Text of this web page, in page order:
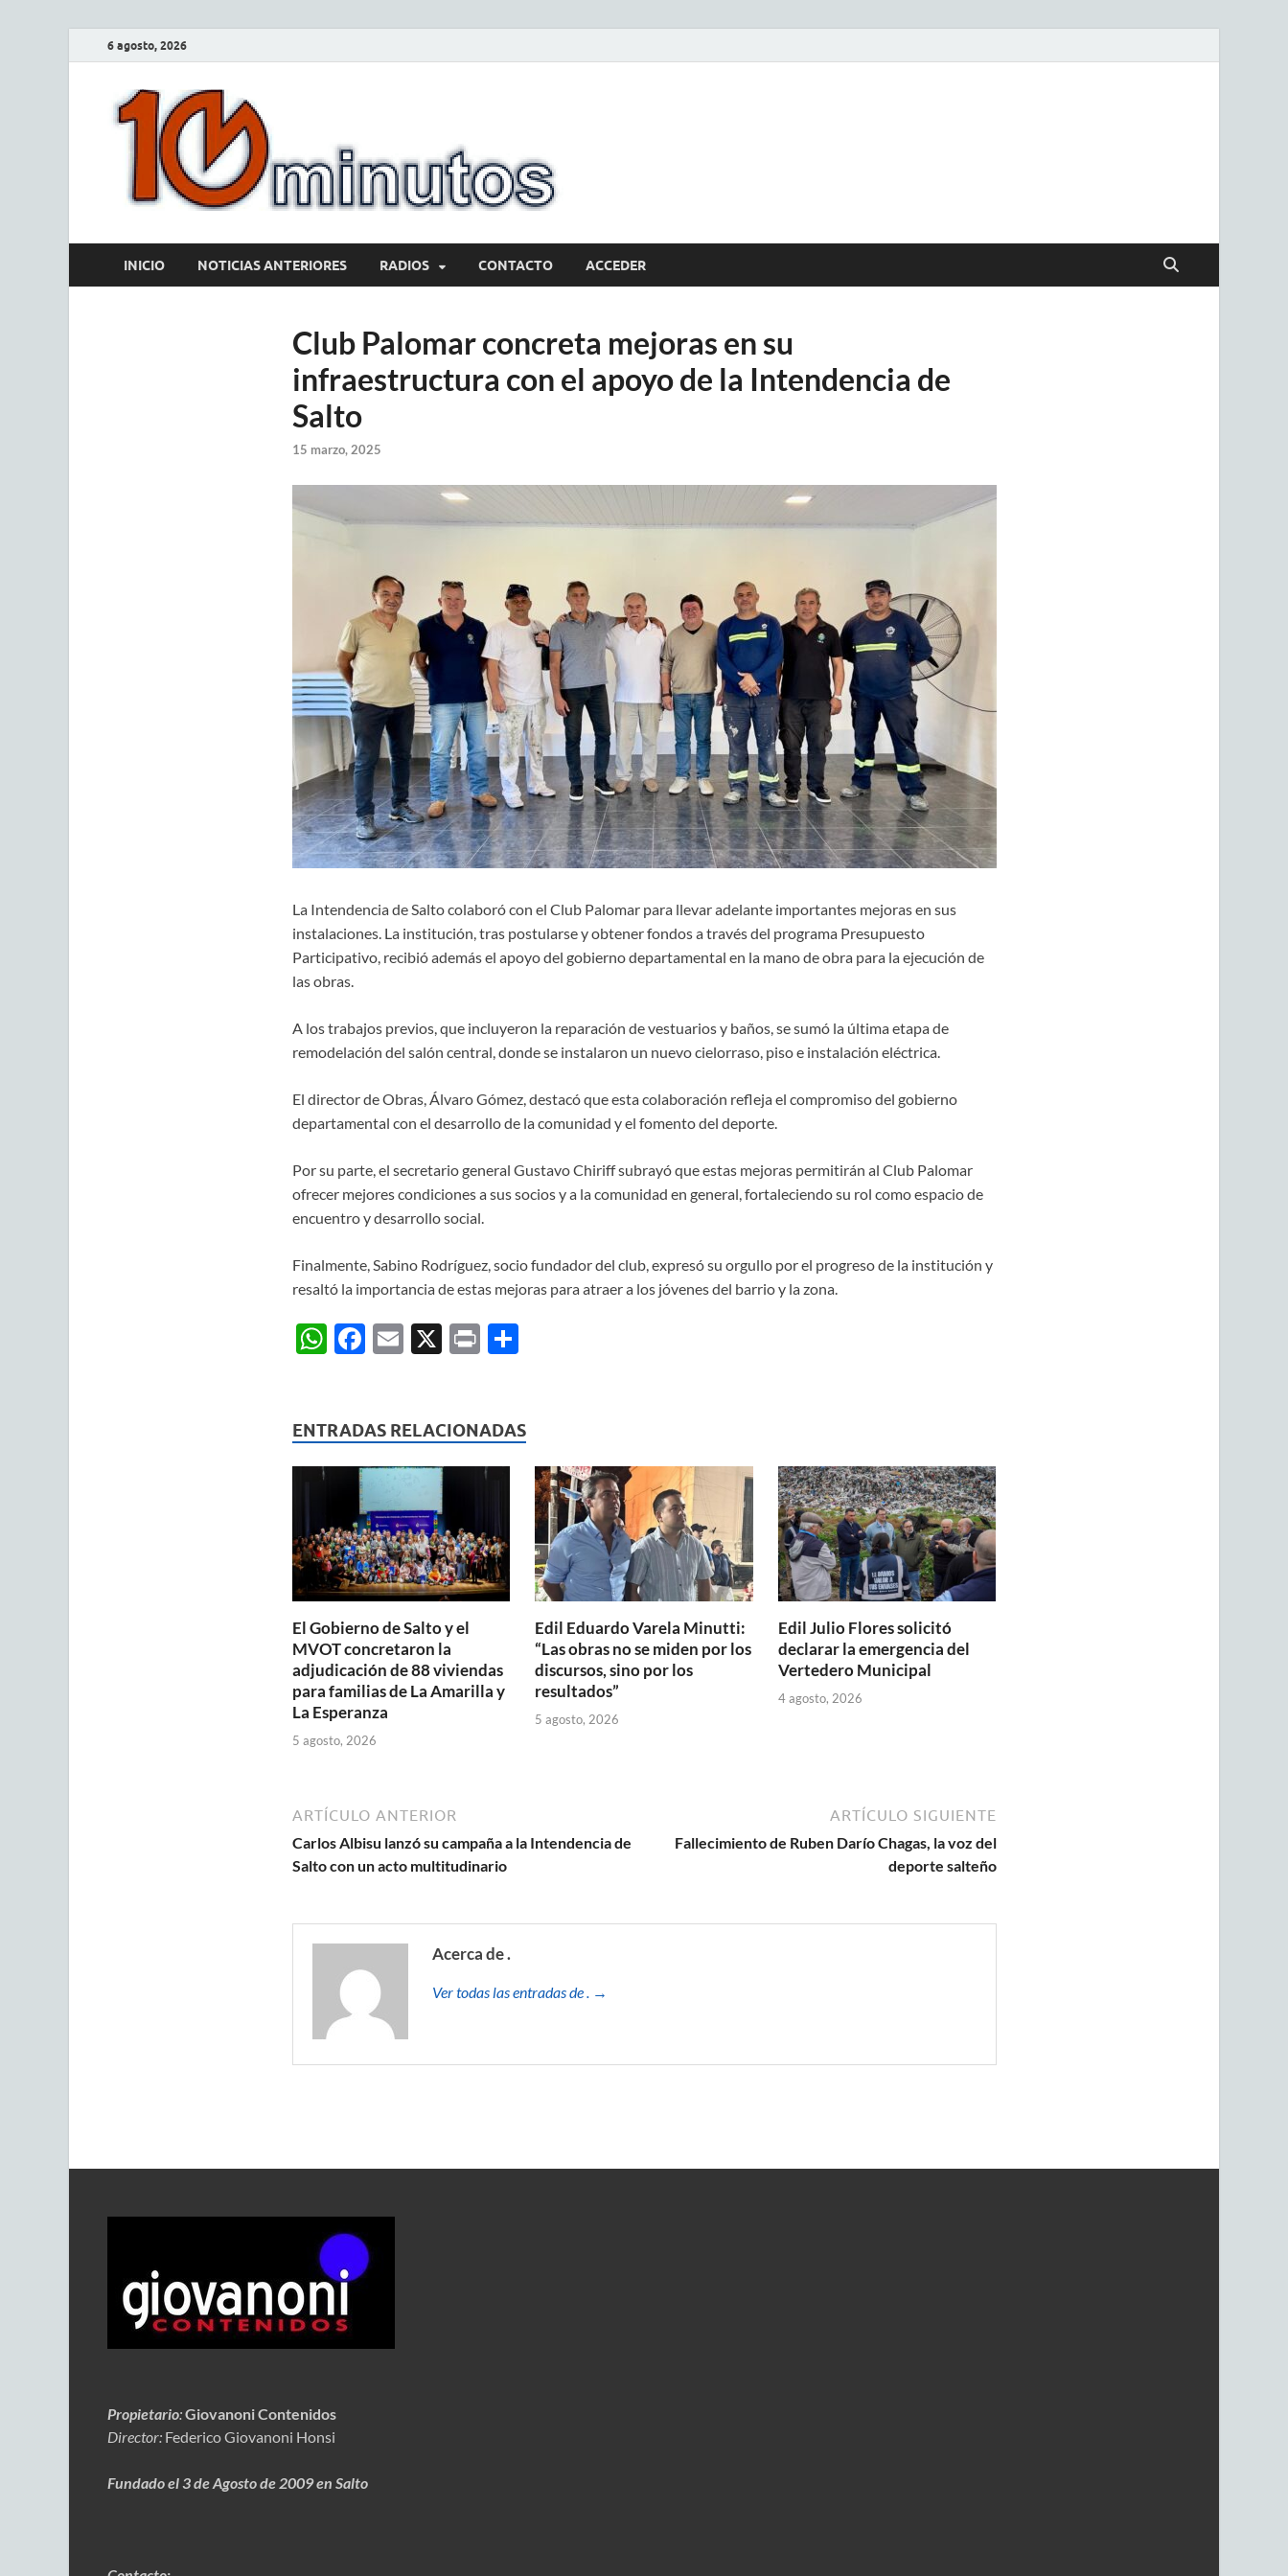
6 agosto, 2026
INICIO NOTICIAS ANTERIORES RADIOS CONTACTO ACCEDER
Club Palomar concreta mejoras en su
infraestructura con el apoyo de la Intendencia de
Salto
15 marzo, 2025
La Intendencia de Salto colaboró con el Club Palomar para llevar adelante importantes mejoras en sus
instalaciones. La institución, tras postularse y obtener fondos a través del programa Presupuesto
Participativo, recibió además el apoyo del gobierno departamental en la mano de obra para la ejecución de
las obras.
A los trabajos previos, que incluyeron la reparación de vestuarios y baños, se sumó la última etapa de
remodelación del salón central, donde se instalaron un nuevo cielorraso, piso e instalación eléctrica.
El director de Obras, Álvaro Gómez, destacó que esta colaboración refleja el compromiso del gobierno
departamental con el desarrollo de la comunidad y el fomento del deporte.
Por su parte, el secretario general Gustavo Chiriff subrayó que estas mejoras permitirán al Club Palomar
ofrecer mejores condiciones a sus socios y a la comunidad en general, fortaleciendo su rol como espacio de
encuentro y desarrollo social.
Finalmente, Sabino Rodríguez, socio fundador del club, expresó su orgullo por el progreso de la institución y
resaltó la importancia de estas mejoras para atraer a los jóvenes del barrio y la zona.
W
s
A
p
F
b
o
o
k
E X P C
p
ar
ti
ENTRADAS RELACIONADAS
El Gobierno de Salto y el
MVOT concretaron la
adjudicación de 88 viviendas
para familias de La Amarilla y
La Esperanza
5 agosto, 2026
Edil Eduardo Varela Minutti:
“Las obras no se miden por los
discursos, sino por los
resultados”
5 agosto, 2026
Edil Julio Flores solicitó
declarar la emergencia del
Vertedero Municipal
4 agosto, 2026
ARTÍCULO ANTERIOR
Carlos Albisu lanzó su campaña a la Intendencia de
Salto con un acto multitudinario
ARTÍCULO SIGUIENTE
Fallecimiento de Ruben Darío Chagas, la voz del
deporte salteño
Acerca de .
Ver todas las entradas de . →
Propietario:Giovanoni Contenidos
Director: Federico Giovanoni Honsi
Fundado el 3 de Agosto de 2009 en Salto